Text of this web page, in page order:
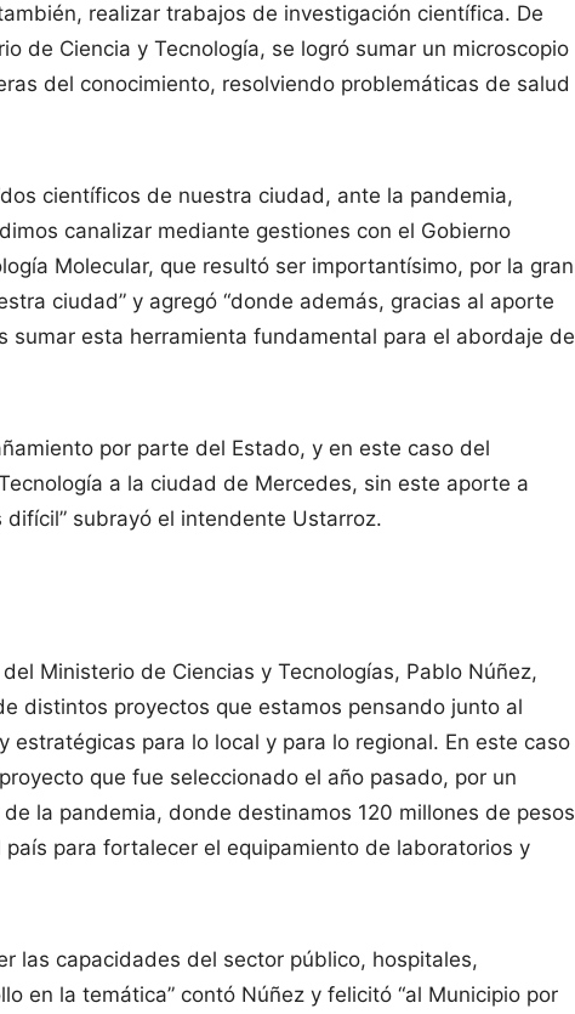
realizar trabajos de investigación científica. De
de Ciencia y Tecnología, se logró sumar un microscopio
del conocimiento, resolviendo problemáticas de salud
científicos de nuestra ciudad, ante la pandemia,
canalizar mediante gestiones con el Gobierno
Molecular, que resultó ser importantísimo, por la gran
ciudad” y agregó “donde además, gracias al aporte
sumar esta herramienta fundamental para el abordaje de
por parte del Estado, y en este caso del
a la ciudad de Mercedes, sin este aporte a
subrayó el intendente Ustarroz.
Ministerio de Ciencias y Tecnologías, Pablo Núñez,
distintos proyectos que estamos pensando junto al
para lo local y para lo regional. En este caso
que fue seleccionado el año pasado, por un
la pandemia, donde destinamos 120 millones de pesos
para fortalecer el equipamiento de laboratorios y
las capacidades del sector público, hospitales,
en la temática” contó Núñez y felicitó “al Municipio por